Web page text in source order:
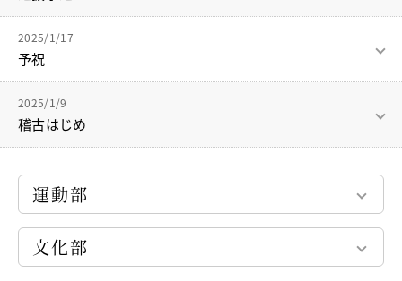
想いをまた次に活かしていきたいと思います。
大会運営・審判の先生方ありがとうございました。
充実した時間と新たな目標をくれた選手、ありがとう！
大会運営、審判の先生方ありがとうございました。
大会運営・審判の先生方ありがとうございました。
この悔しさを忘れずに稽古に励み、次の大会では変化を表現で
きるようにします。
結果はベスト８。
変化を見せられるよう稽古に励みたいと思います。
試合に臨む姿勢からもう一度見直し、取り組んでいきます！
大会運営、審判の先生方ありがとうございました。
結果はベスト8。
優勝チームに負けました。
勝ちたい、負けられない、それぞれの気持ちが感じられる試合
でした。
すという気持ちを持ち続け試合ができました。
気持ちを切り替え、また次の目標に向けて稽古に励みます。
大会まで3年生が毎日サポートしてくれ、大会当日も支えてく
れ、とても心強かったです。感謝です。
2025/1/17
予祝
未来の姿を先に喜び、祝ってしまうことで
その現実を引き寄せることができる！という日本古来の風習で
す。
昨日はだんご、本日は飲み物で乾杯しました！
心一つに戦います。
2025/1/9
稽古はじめ
1人ずつ今年の目標を宣言しました。
夢は大きく！！
自分がイメージできることは、自分の努力次第で実現できるも
運動部
中学バスケットボール部
高校バスケットボール部
中高陸上競技部
文化部